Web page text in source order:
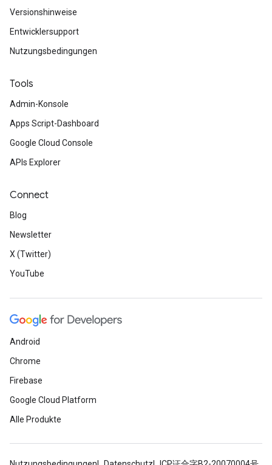
Versionshinweise
Entwicklersupport
Nutzungsbedingungen
Tools
Admin-Konsole
Apps Script-Dashboard
Google Cloud Console
APIs Explorer
Connect
Blog
Newsletter
X (Twitter)
YouTube
Android
Chrome
Firebase
Google Cloud Platform
Alle Produkte